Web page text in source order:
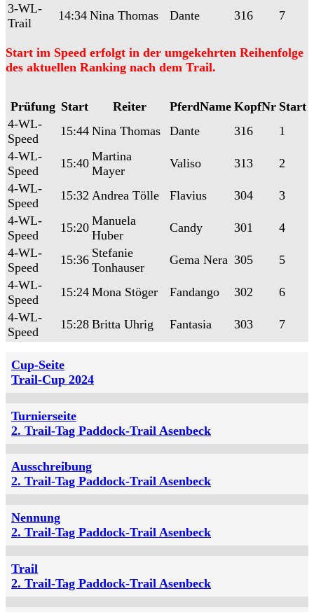
3-WL-
Trail
14:34 Nina Thomas Dante 316 7
Start im Speed erfolgt in der umgekehrten Reihenfolge
des aktuellen Ranking nach dem Trail.
Prüfung Start Reiter PferdName KopfNr Start
4-WL-
Speed
15:44 Nina Thomas Dante 316
1
4-WL-
Speed
15:40 Martina
Mayer
Valiso 313
2
4-WL-
Speed
15:32 Andrea Tölle Flavius 304
3
4-WL-
Speed
15:20 Manuela
Huber
Candy 301
4
4-WL-
Speed
15:36 Stefanie
Tonhauser
Gema Nera 305
5
4-WL-
Speed
15:24 Mona Stöger Fandango 302
6
4-WL-
Speed
15:28 Britta Uhrig Fantasia 303 7
Cup-Seite
Trail-Cup 2024
Turnierseite
2. Trail-Tag Paddock-Trail Asenbeck
Ausschreibung
2. Trail-Tag Paddock-Trail Asenbeck
Nennung
2. Trail-Tag Paddock-Trail Asenbeck
Trail
2. Trail-Tag Paddock-Trail Asenbeck